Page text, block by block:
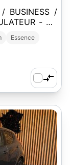
/ BUSINESS /
- CT
Essence